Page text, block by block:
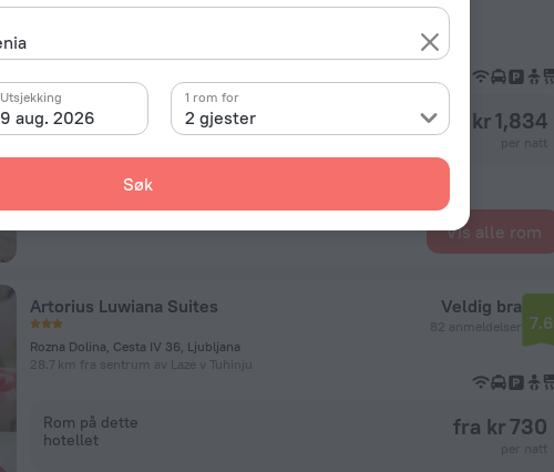
9 aug. 2026
Utsjekking
2 gjester
1 rom for
Søk
27.5 km fra sentrum av Laze v Tuhinju
Rom på dette
hotellet
fra kr 1,834
Vis alle rom
Artorius Luwiana Suites
Rozna Dolina, Cesta IV 36, Ljubljana
28.7 km fra sentrum av Laze v Tuhinju
Veldig bra
82 anmeldelser 7.6
Rom på dette
hotellet
fra kr 730